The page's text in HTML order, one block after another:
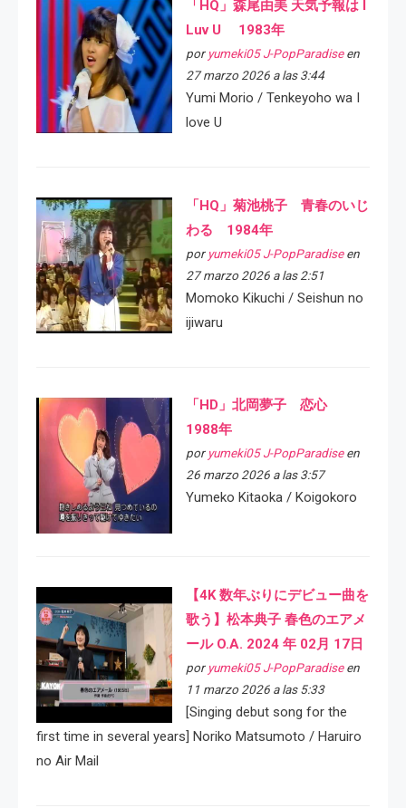
「HQ」森尾由美 天気予報は I
Luv U 1983年
por yumeki05 J-PopParadiseen
27 marzo 2026 a las 3:44
Yumi Morio / Tenkeyoho wa I
love U
「HQ」菊池桃子 青春のいじ
わる 1984年
por yumeki05 J-PopParadiseen
27 marzo 2026 a las 2:51
Momoko Kikuchi / Seishun no
ijiwaru
「HD」北岡夢子 恋心
1988年
por yumeki05 J-PopParadiseen
26 marzo 2026 a las 3:57
Yumeko Kitaoka / Koigokoro
【4K 数年ぶりにデビュー曲を
歌う】松本典子 春色のエアメ
ール O.A. 2024 年 02月 17日
por yumeki05 J-PopParadiseen
11 marzo 2026 a las 5:33
[Singing debut song for the
first time in several years] Noriko Matsumoto / Haruiro
no Air Mail